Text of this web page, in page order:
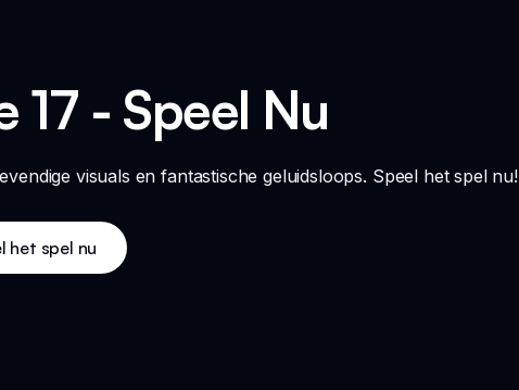
17 - Speel Nu
visuals en fantastische geluidsloops. Speel het spel nu!
het spel nu